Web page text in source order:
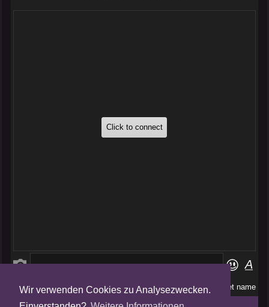
Wir verwenden Cookies zu Analysezwecken.